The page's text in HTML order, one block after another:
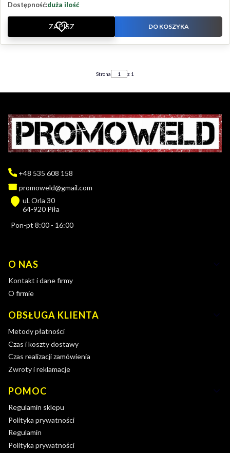
Dostępność:duża ilość
ZAPISZ DO KOSZYKA
Strona z 1
+48 535 608 158
promoweld@gmail.com
ul. Orla 30
64-920 Piła
Pon-pt 8:00 - 16:00
Linki w stopce
O NAS
Kontakt i dane firmy
O firmie
OBSŁUGA KLIENTA
Metody płatności
Czas i koszty dostawy
Czas realizacji zamówienia
Zwroty i reklamacje
POMOC
Regulamin sklepu
Polityka prywatności
Regulamin
Polityka prywatności